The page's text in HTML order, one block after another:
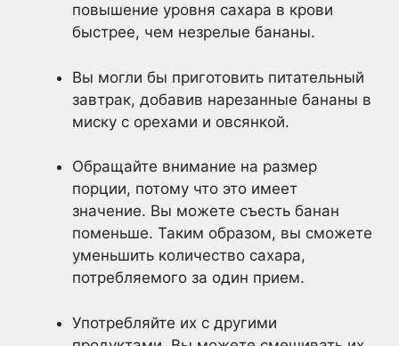
повышение уровня сахара в крови
быстрее, чем незрелые бананы.
Вы могли бы приготовить питательный
завтрак, добавив нарезанные бананы в
миску с орехами и овсянкой.
Обращайте внимание на размер
порции, потому что это имеет
значение. Вы можете съесть банан
поменьше. Таким образом, вы сможете
уменьшить количество сахара,
потребляемого за один прием.
Употребляйте их с другими